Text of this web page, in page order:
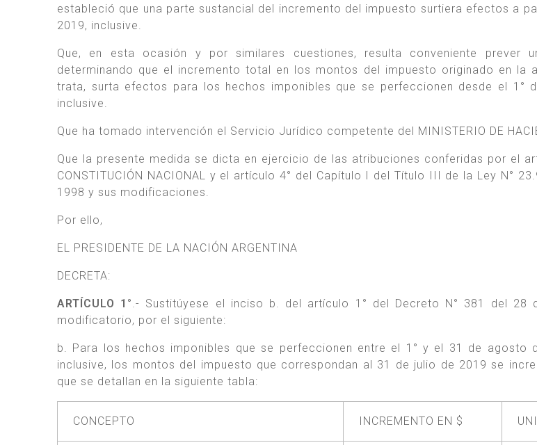
estableció que una parte sustancial del incremento del impuesto surtiera efectos a
2019, inclusive.
Que, en esta ocasión y por similares cuestiones, resulta conveniente prever
determinando que el incremento total en los montos del impuesto originado en la
trata, surta efectos para los hechos imponibles que se perfeccionen desde el 1°
inclusive.
Que ha tomado intervención el Servicio Jurídico competente del MINISTERIO DE
Que la presente medida se dicta en ejercicio de las atribuciones conferidas por el
CONSTITUCIÓN NACIONAL y el artículo 4° del Capítulo I del Título III de la Ley N°
1998 y sus modificaciones.
Por ello,
EL PRESIDENTE DE LA NACIÓN ARGENTINA
DECRETA:
ARTÍCULO 1°.- Sustitúyese el inciso b. del artículo 1° del Decreto N° 381 del 28
modificatorio, por el siguiente:
b. Para los hechos imponibles que se perfeccionen entre el 1° y el 31 de agosto
inclusive, los montos del impuesto que correspondan al 31 de julio de 2019 se
que se detallan en la siguiente tabla:
CONCEPTO INCREMENTO EN $